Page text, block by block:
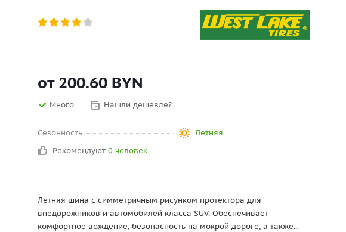
от 200.60 BYN
Много Нашли дешевле?
Сезонность
Летняя
Рекомендуют 0 человек
Летняя шина с симметричным рисунком протектора для
внедорожников и автомобилей класса SUV. Обеспечивает
комфортное вождение, безопасность на мокрой дороге, а также...